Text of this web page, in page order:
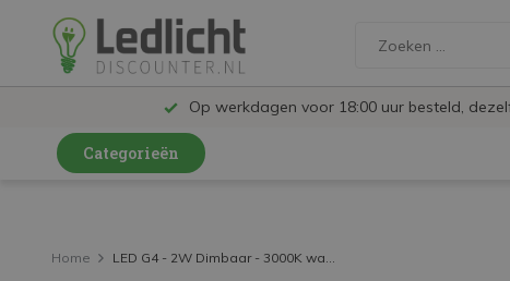
Op werkdagen voor 18:00 uur besteld,
Categorieën
LED Railspots
Home LED G4 - 2W Dimbaar - 3000K wa...